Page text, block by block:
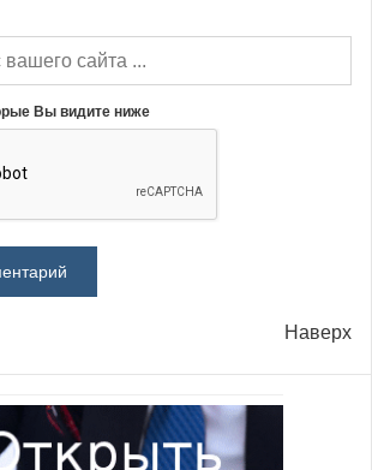
Вы видите ниже
Наверх